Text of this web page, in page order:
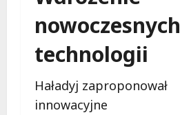
nowoczesnych
technologii
Haładyj zaproponował
innowacyjne